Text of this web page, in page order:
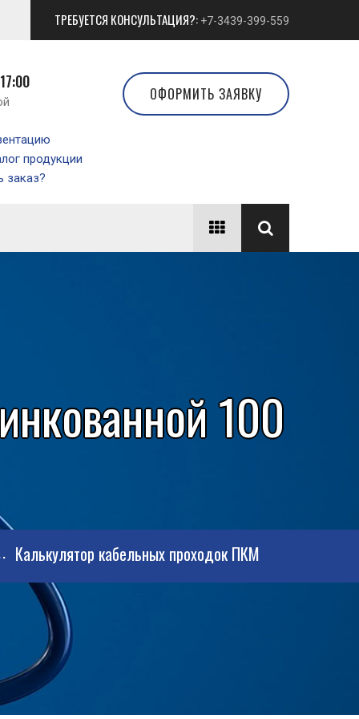
ТРЕБУЕТСЯ КОНСУЛЬТАЦИЯ?: +7-3439-399-559
продукции
заказ?
ОФОРМИТЬ ЗАЯВКУ
100
Калькулятор кабельных проходок ПКМ